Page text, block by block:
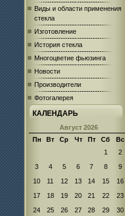
Виды и области применения
стекла
Изготовление
История стекла
Многоцветие фьюзинга
Новости
Производители
Фотогалерея
КАЛЕНДАРЬ
Август 2026
Пн
Вт Ср Чт Пт Сб
Вс
1
2
3
4 5 6 7 8
9
10
11 12 13 14 15
16
17
18 19 20 21 22
23
24
25 26 27 28 29
30